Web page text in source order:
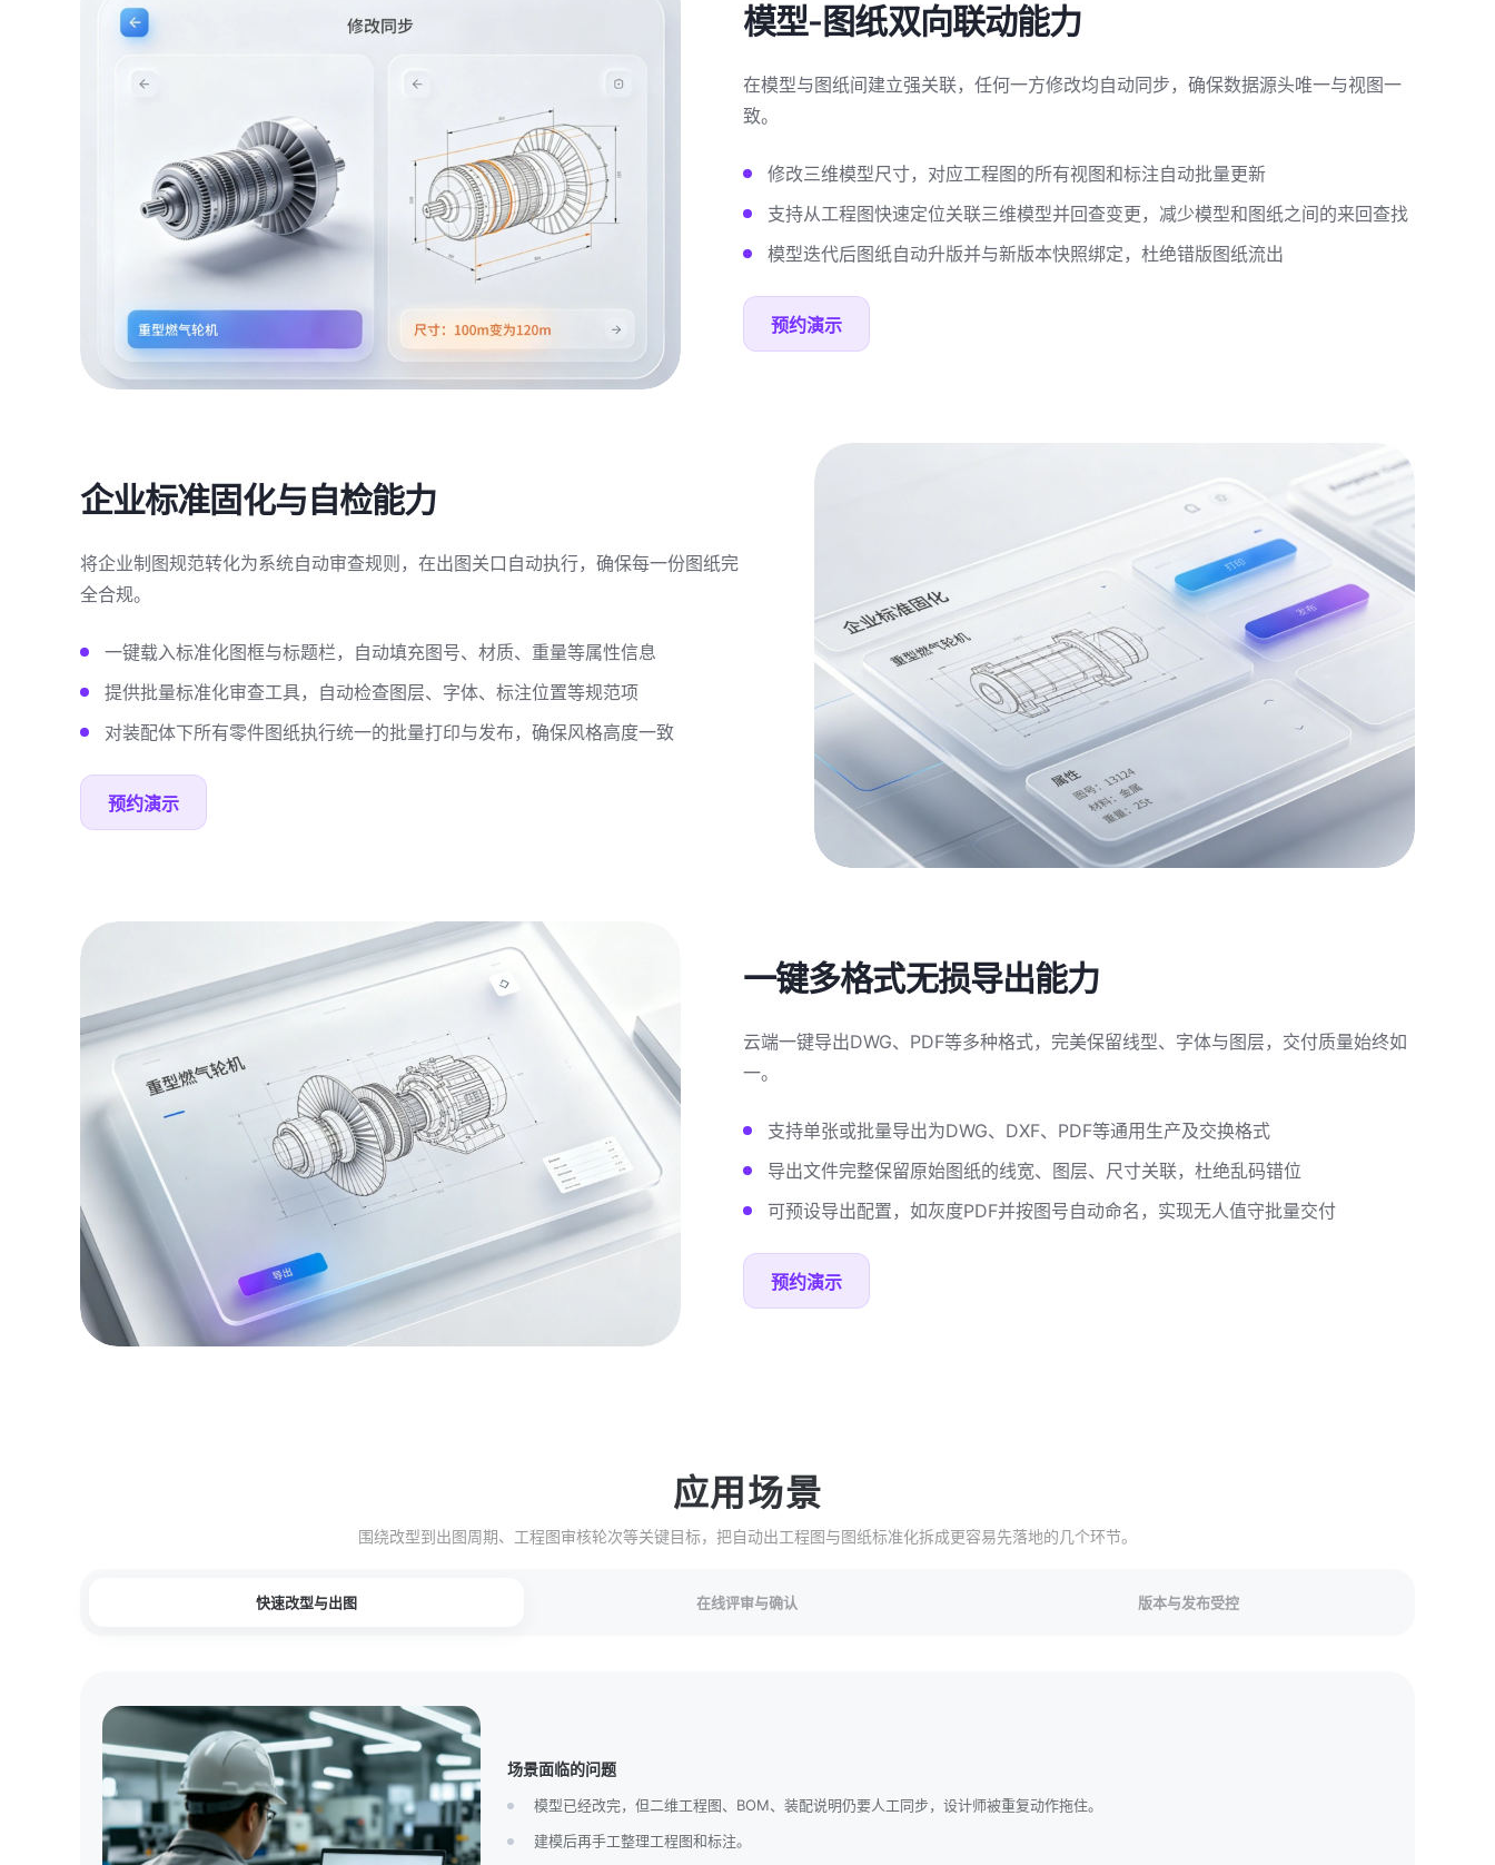
模型-图纸双向联动能力
在模型与图纸间建立强关联，任何一方修改均自动同步，确保数据源头唯一与视图一
致。
修改三维模型尺寸，对应工程图的所有视图和标注自动批量更新
支持从工程图快速定位关联三维模型并回查变更，减少模型和图纸之间的来回查找
模型迭代后图纸自动升版并与新版本快照绑定，杜绝错版图纸流出
预约演示
企业标准固化与自检能力
将企业制图规范转化为系统自动审查规则，在出图关口自动执行，确保每一份图纸完
全合规。
一键载入标准化图框与标题栏，自动填充图号、材质、重量等属性信息
提供批量标准化审查工具，自动检查图层、字体、标注位置等规范项
对装配体下所有零件图纸执行统一的批量打印与发布，确保风格高度一致
预约演示
一键多格式无损导出能力
云端一键导出DWG、PDF等多种格式，完美保留线型、字体与图层，交付质量始终如
一。
支持单张或批量导出为DWG、DXF、PDF等通用生产及交换格式
导出文件完整保留原始图纸的线宽、图层、尺寸关联，杜绝乱码错位
可预设导出配置，如灰度PDF并按图号自动命名，实现无人值守批量交付
预约演示
应用场景
围绕改型到出图周期、工程图审核轮次等关键目标，把自动出工程图与图纸标准化拆成更容易先落地的几个环节。
快速改型与出图 在线评审与确认 版本与发布受控
场景面临的问题
模型已经改完，但二维工程图、BOM、装配说明仍要人工同步，设计师被重复动作拖住。
建模后再手工整理工程图和标注。